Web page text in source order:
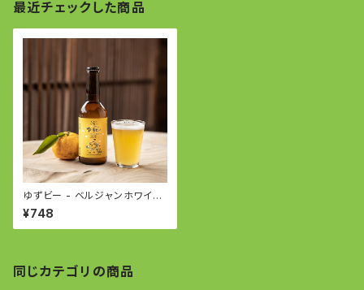
最近チェックした商品
ゆずビー - ベルジャンホワイト
- YUZU BEER based on Bel
gian White
¥748
同じカテゴリの商品